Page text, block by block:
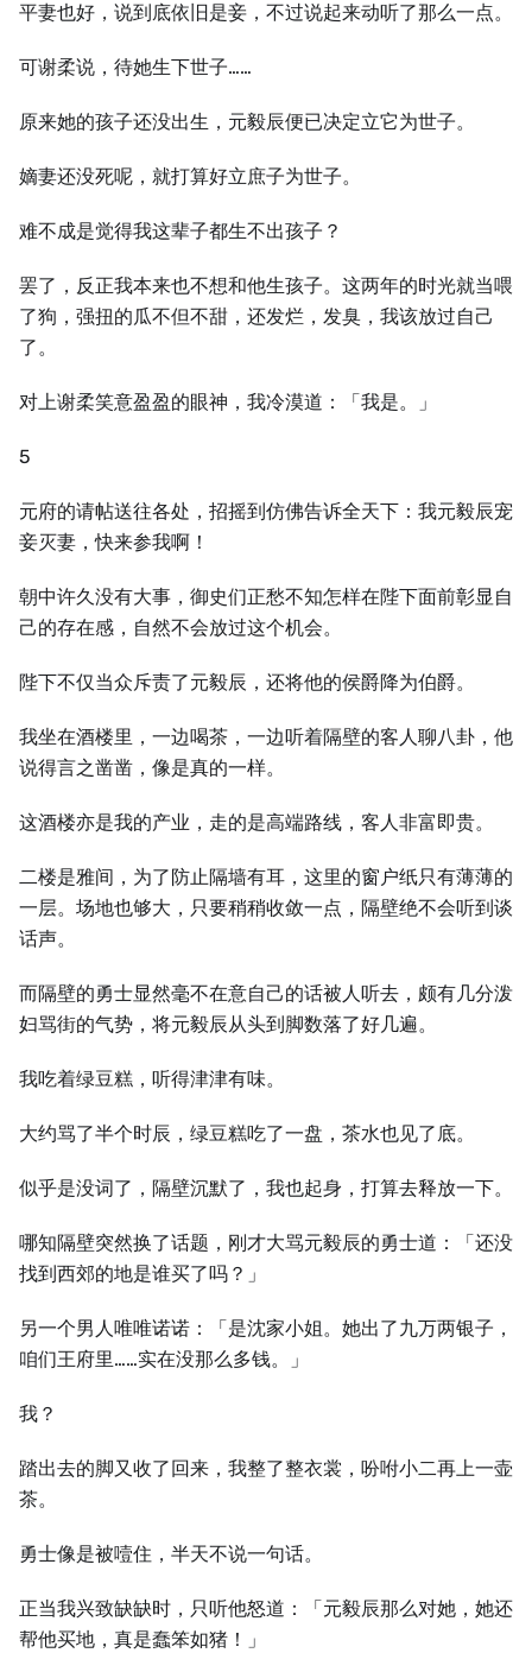
平妻也好，说到底依旧是妾，不过说起来动听了那么一点。
可谢柔说，待她生下世子……
原来她的孩子还没出生，元毅辰便已决定立它为世子。
嫡妻还没死呢，就打算好立庶子为世子。
难不成是觉得我这辈子都生不出孩子？
罢了，反正我本来也不想和他生孩子。这两年的时光就当喂
了狗，强扭的瓜不但不甜，还发烂，发臭，我该放过自己
了。
对上谢柔笑意盈盈的眼神，我冷漠道：「我是。」
5
元府的请帖送往各处，招摇到仿佛告诉全天下：我元毅辰宠
妾灭妻，快来参我啊！
朝中许久没有大事，御史们正愁不知怎样在陛下面前彰显自
己的存在感，自然不会放过这个机会。
陛下不仅当众斥责了元毅辰，还将他的侯爵降为伯爵。
我坐在酒楼里，一边喝茶，一边听着隔壁的客人聊八卦，他
说得言之凿凿，像是真的一样。
这酒楼亦是我的产业，走的是高端路线，客人非富即贵。
二楼是雅间，为了防止隔墙有耳，这里的窗户纸只有薄薄的
一层。场地也够大，只要稍稍收敛一点，隔壁绝不会听到谈
话声。
而隔壁的勇士显然毫不在意自己的话被人听去，颇有几分泼
妇骂街的气势，将元毅辰从头到脚数落了好几遍。
我吃着绿豆糕，听得津津有味。
大约骂了半个时辰，绿豆糕吃了一盘，茶水也见了底。
似乎是没词了，隔壁沉默了，我也起身，打算去释放一下。
哪知隔壁突然换了话题，刚才大骂元毅辰的勇士道：「还没
找到西郊的地是谁买了吗？」
另一个男人唯唯诺诺：「是沈家小姐。她出了九万两银子，
咱们王府里……实在没那么多钱。」
我？
踏出去的脚又收了回来，我整了整衣裳，吩咐小二再上一壶
茶。
勇士像是被噎住，半天不说一句话。
正当我兴致缺缺时，只听他怒道：「元毅辰那么对她，她还
帮他买地，真是蠢笨如猪！」